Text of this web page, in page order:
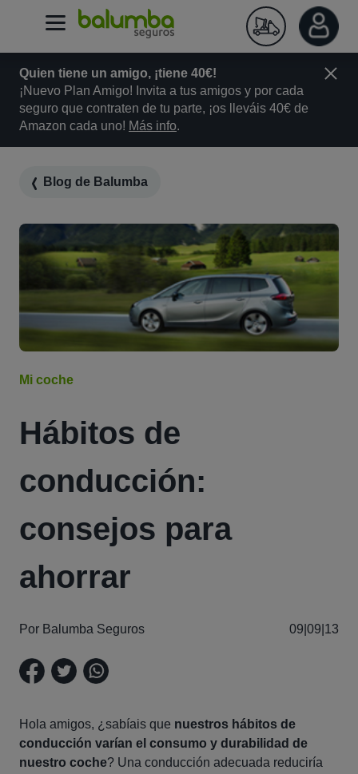
Quien tiene un amigo, ¡tiene 40€!
¡Nuevo Plan Amigo! Invita a tus amigos y por cada
seguro que contraten de tu parte, ¡os lleváis 40€ de
Amazon cada uno! Más info.
Blog de Balumba
Mi coche
Hábitos de
conducción:
consejos para
ahorrar
Por Balumba Seguros 09|09|13
Hola amigos, ¿sabíais que nuestros hábitos de
conducción varían el consumo y durabilidad de
nuestro coche? Una conducción adecuada reduciría